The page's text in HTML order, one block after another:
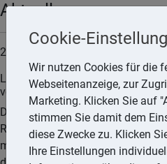
Aktuell
20.05.2026
Landesgrundsteuergesetz Baden-
verfassungswidrig
Der Bundesfinanzhof (BFH) hat
Rechtssachen II R 26/24 und II R
mündlicher Verhandlung am
Cookie-
Wir nutzen Cookies für die
Webseitenanzeige, zur
Marketing. Klicken Sie auf
stimmen Sie damit dem
diese Zwecke zu. Klicken
Ihre Einstellungen